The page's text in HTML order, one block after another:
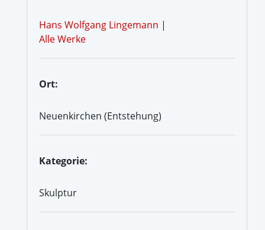
Hans Wolfgang Lingemann |
Alle Werke
Ort:
Neuenkirchen (Entstehung)
Kategorie:
Skulptur